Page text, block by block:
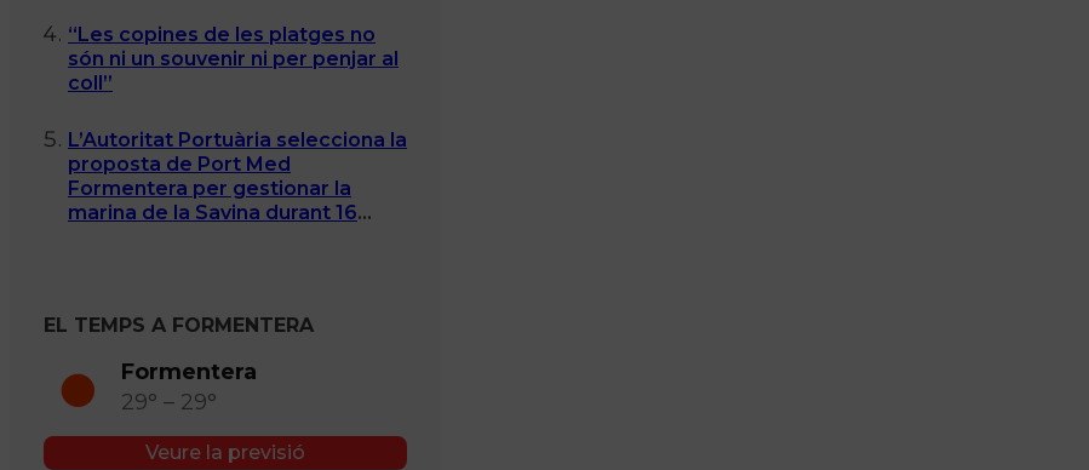
“Les copines de les platges no
són ni un souvenir ni per penjar al
coll”
L’Autoritat Portuària selecciona la
proposta de Port Med
Formentera per gestionar la
marina de la Savina durant 16
EL TEMPS A FORMENTERA
Formentera
29° – 29°
Veure la previsió